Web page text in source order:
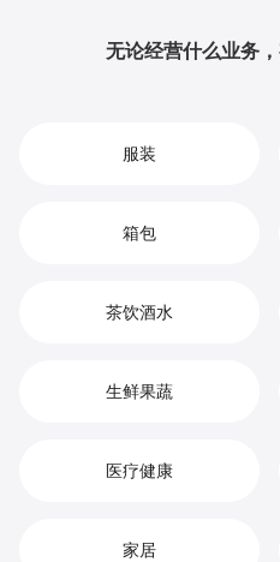
无论经营什么业务
服装
箱包
茶饮酒水
生鲜果蔬
医疗健康
家居